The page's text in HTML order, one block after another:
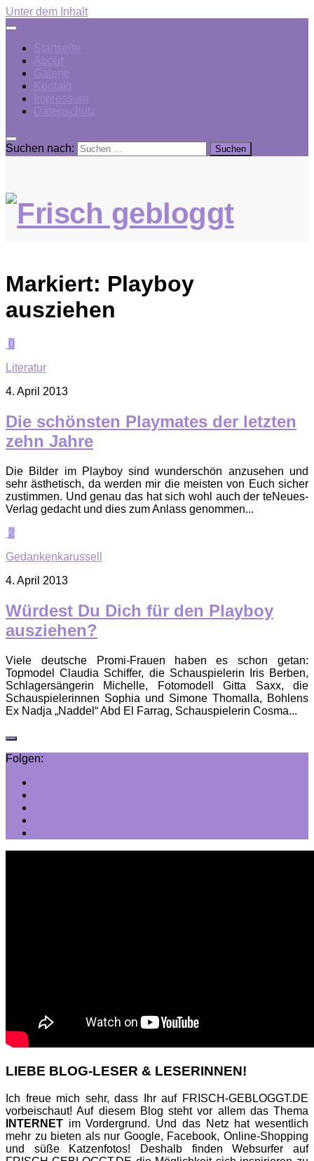
Unter dem Inhalt
Startseite
About
Galerie
Kontakt
Impressum
Datenschutz
Suchen nach:
Markiert: Playboy
ausziehen
0
Literatur
4. April 2013
Die schönsten Playmates der letzten
zehn Jahre
Die Bilder im Playboy sind wunderschön anzusehen und
sehr ästhetisch, da werden mir die meisten von Euch sicher
zustimmen. Und genau das hat sich wohl auch der teNeues-
Verlag gedacht und dies zum Anlass genommen...
2
Gedankenkarussell
4. April 2013
Würdest Du Dich für den Playboy
ausziehen?
Viele deutsche Promi-Frauen haben es schon getan:
Topmodel Claudia Schiffer, die Schauspielerin Iris Berben,
Schlagersängerin Michelle, Fotomodell Gitta Saxx, die
Schauspielerinnen Sophia und Simone Thomalla, Bohlens
Ex Nadja „Naddel“ Abd El Farrag, Schauspielerin Cosma...
Folgen:
LIEBE BLOG-LESER & LESERINNEN!
Ich freue mich sehr, dass Ihr auf FRISCH-GEBLOGGT.DE
vorbeischaut! Auf diesem Blog steht vor allem das Thema
INTERNET im Vordergrund. Und das Netz hat wesentlich
mehr zu bieten als nur Google, Facebook, Online-Shopping
und süße Katzenfotos! Deshalb finden Websurfer auf